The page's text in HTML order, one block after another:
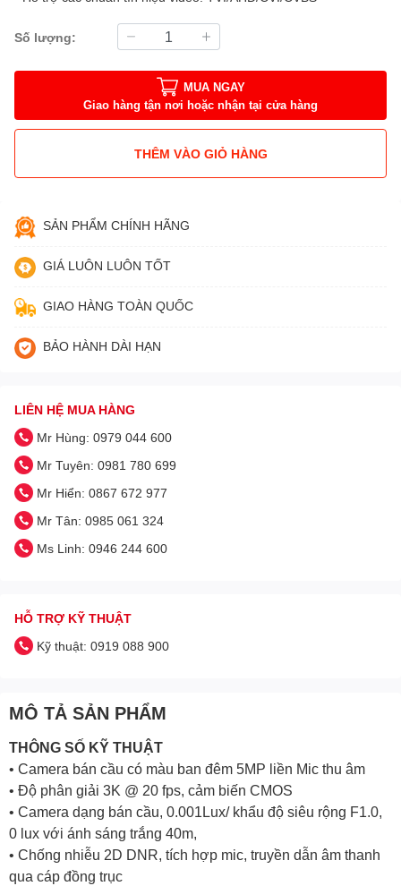
Số lượng:
MUA NGAY
Giao hàng tận nơi hoặc nhận tại cửa hàng
THÊM VÀO GIỎ HÀNG
SẢN PHẨM CHÍNH HÃNG
GIÁ LUÔN LUÔN TỐT
GIAO HÀNG TOÀN QUỐC
BẢO HÀNH DÀI HẠN
LIÊN HỆ MUA HÀNG
Mr Hùng: 0979 044 600
Mr Tuyên: 0981 780 699
Mr Hiển: 0867 672 977
Mr Tân: 0985 061 324
Ms Linh: 0946 244 600
HỖ TRỢ KỸ THUẬT
Kỹ thuật: 0919 088 900
MÔ TẢ SẢN PHẨM
THÔNG SỐ KỸ THUẬT
• Camera bán cầu có màu ban đêm 5MP liền Mic thu âm
• Độ phân giải 3K @ 20 fps, cảm biến CMOS
• Camera dạng bán cầu, 0.001Lux/ khẩu độ siêu rộng F1.0,
0 lux với ánh sáng trắng 40m,
• Chống nhiễu 2D DNR, tích hợp mic, truyền dẫn âm thanh
qua cáp đồng trục